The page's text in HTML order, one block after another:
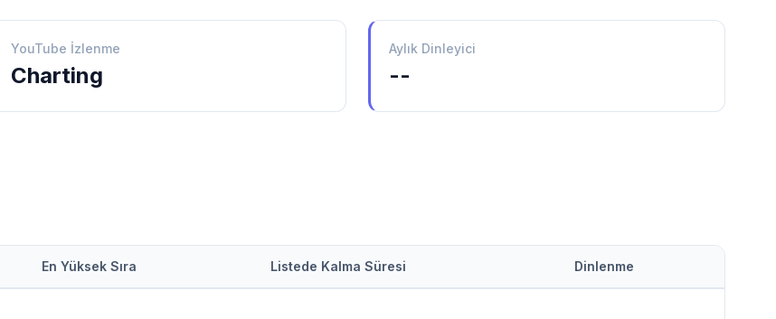
YouTube İzlenme
Charting
Aylık Dinleyici
--
En Yüksek Sıra Listede Kalma Süresi Dinlenme